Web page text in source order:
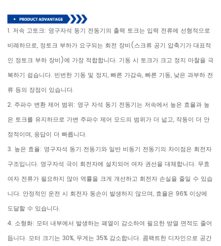
1. 저속 고토크: 영구자석 동기 전동기의 출력 토크는 입력 전류에 선형적으로
비례하므로, 정토크 부하가 요구되는 회전 장비(스크류 공기 압축기가 대표적
인 정토크 부하 장비)에 가장 적합합니다. 기동 시 토크가 크고 정지 마찰을 극
복하기 쉽습니다. 빈번한 기동 및 정지, 빠른 가감속, 빠른 기동, 낮은 과부하 전
류 등의 장점이 있습니다.
2. 주파수 변환 제어 범위: 영구 자석 동기 전동기는 저속에서 높은 효율과 높
은 토크를 유지하므로 가변 주파수 제어 모드의 범위가 더 넓고, 작동이 더 안
정적이며, 응답이 더 빠릅니다.
3. 높은 효율: 영구자석 동기 전동기와 일반 비동기 전동기의 차이점은 회전자
구조입니다. 영구자석 극이 회전자에 설치되어 여자 권선을 대체합니다. 무효
여자 전류가 필요하지 않아 역률을 크게 개선하고 회전자 손실을 줄일 수 있습
니다. 안정적인 운전 시 회전자 동손이 발생하지 않으며, 효율은 96% 이상에
도달할 수 있습니다.
4. 소형화: 모터 내부에서 발생하는 폐열이 감소하여 필요한 방열 면적도 줄어
듭니다. 모터 크기는 30%, 무게는 35% 감소합니다. 콤팩트한 디자인으로 공간